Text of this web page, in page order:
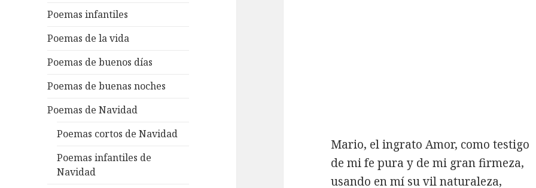
Poemas infantiles
Poemas de la vida
Poemas de buenos días
Poemas de buenas noches
Poemas de Navidad
Poemas cortos de Navidad
Poemas infantiles de
Navidad
Mario, el ingrato Amor, como testigo
de mi fe pura y de mi gran firmeza,
usando en mí su vil naturaleza,